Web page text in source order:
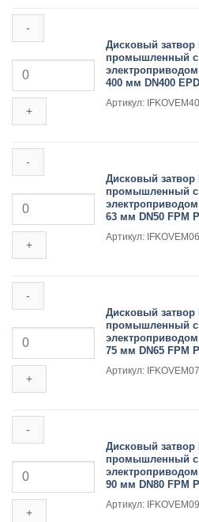
электроприводом
355
мм
DN350
EPDM
PN10
IPS
Количество
товара
Дисковый
затвор
ПВХ
электроприводом
400
мм
DN400
EPDM
PN10
IPS
Дисковый
промышленный с
электроприводом
400 мм DN400
Артикул:
Количество
товара
Дисковый
затвор
ПВХ
электроприводом
63
мм
DN50
FPM
PN10
IPS
Дисковый
промышленный с
электроприводом
63 мм DN50 FPM
Артикул:
Количество
товара
Дисковый
затвор
ПВХ
электроприводом
75
мм
DN65
FPM
PN10
Дисковый
промышленный с
электроприводом
75 мм DN65 FPM
Артикул:
Количество
товара
Дисковый
затвор
ПВХ
Дисковый
промышленный с
электроприводом
90 мм DN80 FPM
Артикул: